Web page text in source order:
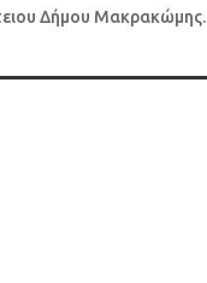
Δήμου Μακρακώμης.